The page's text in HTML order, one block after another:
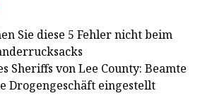
Sie diese 5 Fehler nicht beim
Sheriffs von Lee County: Beamte
Drogengeschäft eingestellt